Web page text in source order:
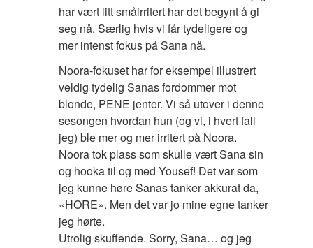
har vært litt småirritert har det begynt å gi
seg nå. Særlig hvis vi får tydeligere og
mer intenst fokus på Sana nå.
Noora-fokuset har for eksempel illustrert
veldig tydelig Sanas fordommer mot
blonde, PENE jenter. Vi så utover i denne
sesongen hvordan hun (og vi, i hvert fall
jeg) ble mer og mer irritert på Noora.
Noora tok plass som skulle vært Sana sin
og hooka til og med Yousef! Det var som
jeg kunne høre Sanas tanker akkurat da,
«HORE». Men det var jo mine egne tanker
jeg hørte.
Utrolig skuffende. Sorry, Sana… og jeg